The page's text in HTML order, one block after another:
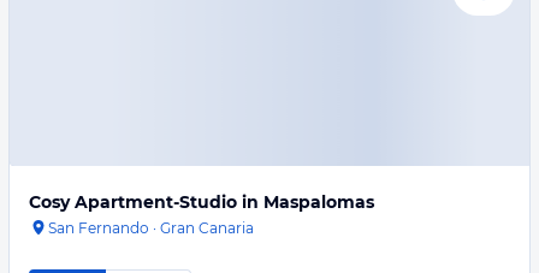
Cosy Apartment-Studio in Maspalomas
San Fernando · Gran Canaria